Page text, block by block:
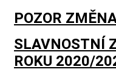
POZOR
SLAVNOSTNÍ
ROKU 2020/